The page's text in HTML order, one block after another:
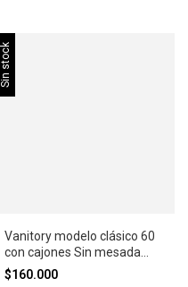
Sin stock
Vanitory modelo clásico 60
con cajones Sin mesada
Modelo Clasico
$160.000